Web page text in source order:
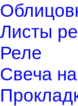
Листы
Реле
Свеча